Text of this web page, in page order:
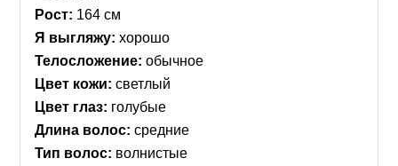
Рост: 164 см
Я выгляжу: хорошо
Телосложение: обычное
Цвет кожи: светлый
Цвет глаз: голубые
Длина волос: средние
Тип волос: волнистые